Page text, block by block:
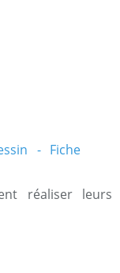
réaliser leurs